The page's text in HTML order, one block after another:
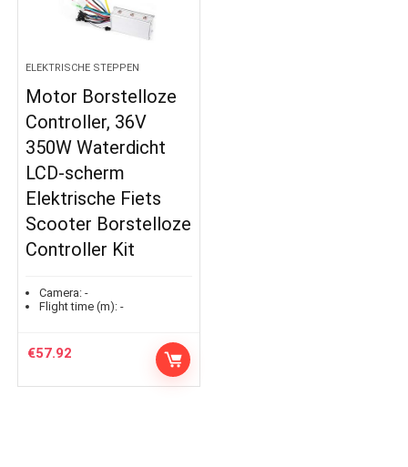
ELEKTRISCHE STEPPEN
Motor Borstelloze
Controller, 36V
350W Waterdicht
LCD-scherm
Elektrische Fiets
Scooter Borstelloze
Controller Kit
Camera: -
Flight time (m): -
€57.92